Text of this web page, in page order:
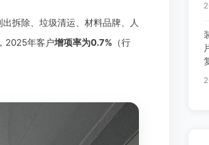
拆除、垃圾清运、材料品牌、人
2025年客户增项率为0.7% （行